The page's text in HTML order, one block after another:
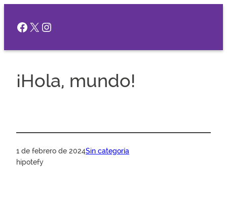
contenido
Facebook
X Instagram
¡Hola, mundo!
1 de febrero de 2024Sin categoría
hipotefy